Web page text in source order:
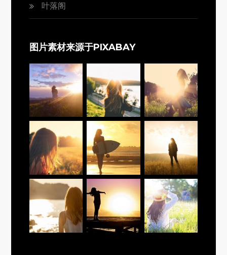
叶落阁
图片素材来源于PIXABAY